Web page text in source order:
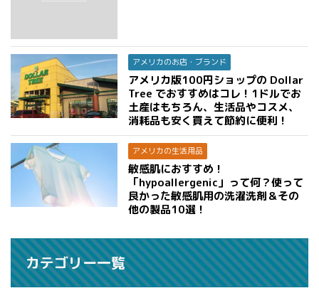
アメリカのお店・ブランド
アメリカ版100円ショップの Dollar
Tree でおすすめはコレ！1ドルでお
土産はもちろん、生活品やコスメ、
消耗品も安く買えて節約に便利！
アメリカの生活用品
敏感肌におすすめ！
「hypoallergenic」って何？使って
良かった敏感肌用の洗濯洗剤＆その
他の製品10選！
カテゴリー一覧